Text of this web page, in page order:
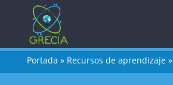
Portada » Recursos de aprendizaje»